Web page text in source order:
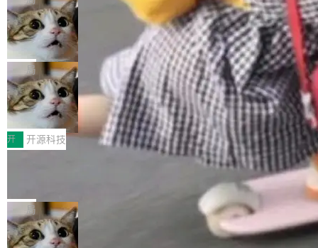
现实 过去两年，CIO们的焦虑清单上多了两项：
一是如何让大模型和智能体应用安全地从PoC走
向生产，二是如何让测试团队跟得上AI应用...
设置，如果用布尔值 + 可空字段来表示——bool
ean 表示是否可切换，nullable 的默认模式、浅
色方案、深色方案——会产生大量无意义的组
合。方案缺了、配置冲突了、全 null 了。要知道
哪些组合有效，作者说，你得靠"文档、校验、或
者部落知识"。 换个写法。Rust 的 enum，两个
变体：Switchable...
个"AI 知识库 + 聊天机器人"——每个大厂都在
做，没什么新鲜的。 但 Kenton Varda 在 Twitte
r 上把事情说清楚了： 今天我们发布了 Cloudfla
re OS，一个带连接器的聊天机器人，跟其他所
有科技公司做的一样。只不过，实际上它不一
样。这是 Sandstorm.io 的重制版，我十年前的
那个创业公司。不同的是，这次它构建在 Cloudf
lare Workers 上——我花了九年时间搭建的平台
——并且深度集成了 AI。这基本上是我十年秘密
Deno 团队开源 Celld，可自托管的分
布式 Durable Objects
Ryan Dahl 领导的 Deno 团队推出了最新开源项
目 Celld，一个能在自己机器上运行 Cloudflare
Workers 和 Durable Objects 的守护进程。 设
计思路很直接：每个对象是一个独立的 SQLite
数据库，按名称寻址，复制到你自己的 S3 兼容
存储库里。节点之间只通过这个存储库协调——
没有控制平面，没有共识协议。每个对象自带一
个小型数据库，应用天然按分片构建，单个数据
库的竞争和爆炸半径问题在设计层面就被消除
了。 闲置的 cell 会休眠到几乎不占资源。当 cel
l 迁移或唤醒时，新宿主从 S3 恢复 SQLite 数据
库继续执行。存储库是持久化的唯一真相...
局
鲁大师7月新机性能/流畅/AI榜：vivo夺
性能、流畅双第一，三星Galaxy Z系列
新折叠缺席
2026年7月的手机市场，由于存储等硬件成本暴
增，手机厂商的日子也不好过啊，新机速度明显
放缓，因此硝烟味淡了许多。新机参数规格除开
高价的三星折叠（三星Galaxy Z Fold8 Ultra / Z
Fold8 / Z Flip8）外，其余要么是中低端机器，
例如iQOO Z11i、REDMI Note 17、REDMI No
te 17 Pro、OPPO K15，要么是vivo X300 E这
样的次旗舰。 Galaxy Z Fold8 Ultra / Z Fold8 /
开 开源科技
Zed 编辑器团队发布了新项目——DeltaDB，一
个在 git commit 之间记录每一次编辑操作的版
本控制系统。目前处于 Early Access 阶段。 De
ltaDB 的核心思路直接写在 landing page 最显
局
SpaceXAI 单季资本开支达 183 亿美元